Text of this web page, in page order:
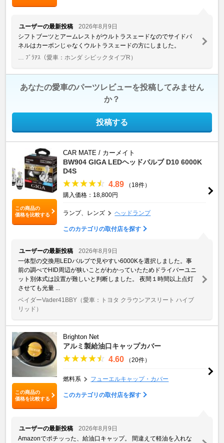
ユーザーの最新投稿
2026年8月9日
シフトブーツとアームレストがウルトラスェードなのでサイドパ
ネルはカーボンじゃなくウルトラスェードの方にしました。
… ﾌﾞﾗｱｽ （愛車：ホンダ シビックタイプR）
あなたの愛車のパーツレビューを投稿してみません
か？
投稿する
この商品の
価格を比較する
CAR MATE / カーメイト
BW904 GIGA LEDヘッドバルブ D10 6000K
D4S
4.89
（18件）
購入価格：18,800円
ランプ、レンズ ヘッドランプ
このカテゴリの取付店を探す
ユーザーの最新投稿
2026年8月9日
一体型の交換用LEDバルブで見やすい6000Kを選択しました。事
前の調べでHID周辺が狭いことがわかっていたためドライバーユニ
ット別体式は設置が難しいと判断しました。 夜間１時間以上点灯
させても光量 ...
ベイダーVader41BBY （愛車：トヨタ クラウンアスリート ハイブ
リッド）
この商品の
価格を比較する
Brighton Net
アルミ製給油口キャップカバー
4.60 （20件）
燃料系 フューエルキャップ・カバー
このカテゴリの取付店を探す
ユーザーの最新投稿
2026年8月9日
Amazonでポチッった、給油口キャップ。 間違えて軽油を入れな